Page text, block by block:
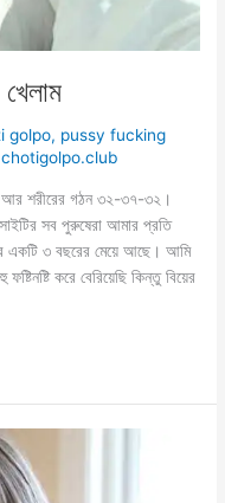
golpo, pussy fucking
chotigolpo.club
আর শরীরের গঠন ৩২-৩৭-৩২।
সব পুরুষেরা আমার প্রতি
একটি ৩ বছরের মেয়ে আছে। আমি
করে বেরিয়েছি কিন্তু বিয়ের